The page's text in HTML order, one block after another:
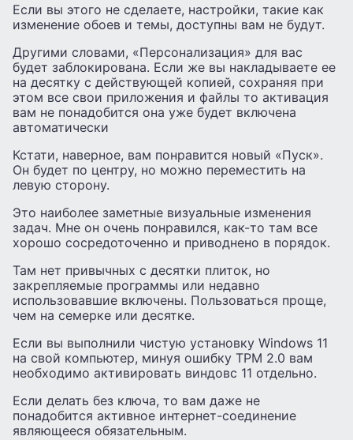
Если вы этого не сделаете, настройки, такие как
изменение обоев и темы, доступны вам не будут.
Другими словами, «Персонализация» для вас
будет заблокирована. Если же вы накладываете ее
на десятку с действующей копией, сохраняя при
этом все свои приложения и файлы то активация
вам не понадобится она уже будет включена
автоматически
Кстати, наверное, вам понравится новый «Пуск».
Он будет по центру, но можно переместить на
левую сторону.
Это наиболее заметные визуальные изменения
задач. Мне он очень понравился, как-то там все
хорошо сосредоточенно и приводнено в порядок.
Там нет привычных с десятки плиток, но
закрепляемые программы или недавно
использовавшие включены. Пользоваться проще,
чем на семерке или десятке.
Если вы выполнили чистую установку Windows 11
на свой компьютер, минуя ошибку TPM 2.0 вам
необходимо активировать виндовс 11 отдельно.
Если делать без ключа, то вам даже не
понадобится активное интернет-соединение
являющееся обязательным.